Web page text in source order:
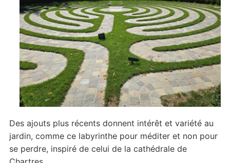
Des ajouts plus récents donnent intérêt et variété au
jardin, comme ce labyrinthe pour méditer et non pour
se perdre, inspiré de celui de la cathédrale de